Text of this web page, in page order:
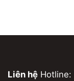
Liên hệ Hotline: